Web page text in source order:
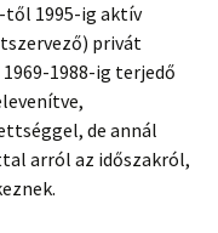
től 1995-ig aktív
privát
1969-1988-ig terjedő
de annál
arról az időszakról,